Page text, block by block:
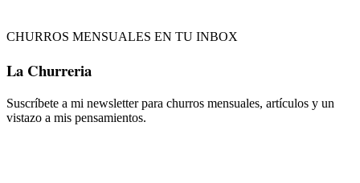
CHURROS MENSUALES EN TU INBOX
La Churreria
Suscríbete a mi newsletter para churros mensuales, artículos y un
vistazo a mis pensamientos.